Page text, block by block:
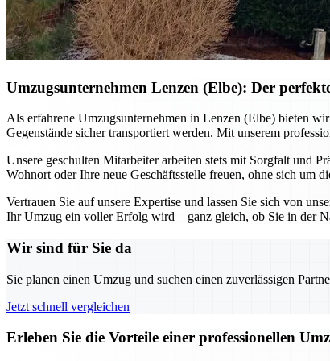
Umzugsunternehmen Lenzen (Elbe): Der
Als erfahrene Umzugsunternehmen in Lenzen (Elbe) bieten
Gegenstände sicher transportiert werden. Mit unserem
Unsere geschulten Mitarbeiter arbeiten stets mit Sorgfalt und
Wohnort oder Ihre neue Geschäftsstelle freuen, ohne sich um
Vertrauen Sie auf unsere Expertise und lassen Sie sich von
Ihr Umzug ein voller Erfolg wird – ganz gleich, ob Sie in der
Wir sind für Sie da
Sie planen einen Umzug und suchen einen zuverlässigen
Jetzt schnell vergleichen
Erleben Sie die Vorteile einer professionellen